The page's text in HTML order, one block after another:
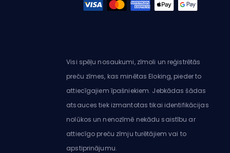
Visi spēļu nosaukumi, zīmoli un reģistrētās
preču zīmes, kas minētas Eloking, pieder to
attiecīgajiem īpašniekiem. Jebkādas šādas
atsauces tiek izmantotas tikai identifikācijas
nolūkos un nenozīmē nekādu saistību ar
attiecīgo preču zīmju turētājiem vai to
apstiprinājumu.